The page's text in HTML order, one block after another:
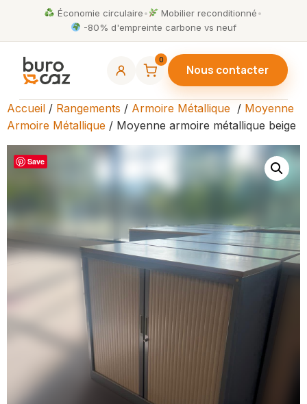
Économie circulaire• Mobilier reconditionné•
-80% d'empreinte carbone vs neuf
0
Nous contacter
Accueil / Rangements / Armoire Métallique / Moyenne
Armoire Métallique / Moyenne armoire métallique beige
Save